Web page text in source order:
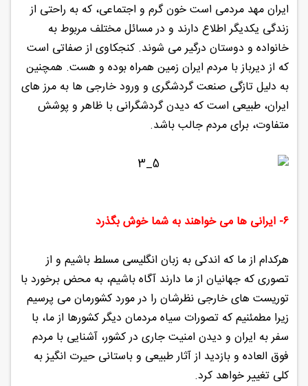
ایران مهد مردمی است خون گرم و اجتماعی، که به راحتی از
زندگی یکدیگر اطلاع دارند و در مسائل مختلف مربوط به
خانواده و دوستان درگیر می شوند. کنجکاوی از صفاتی است
که از دیرباز با مردم ایران زمین همراه بوده و هست. همچنین
به دلیل تازگی صنعت گردشگری و ورود خارجی ها به مرز های
ایران، طبیعی است که دیدن گردشگرانی با ظاهر و پوشش
متفاوت، برای مردم جالب باشد.
۶- ایرانی ها می خواهند به شما خوش بگذرد
هرکدام از ما که اندکی به زبان انگلیسی مسلط باشیم و از
تصوری که جهانیان از ما دارند آگاه باشیم، به محض برخورد با
توریست های خارجی نظرشان را در مورد کشورمان می پرسیم
زیرا مطمئنیم که تصورات سیاه مردمان دیگر کشورها از ما، با
سفر به ایران و دیدن امنیت جاری در کشور، آشنایی با مردم
فوق العاده و بازدید از آثار طبیعی و باستانی حیرت انگیز به
کلی تغییر خواهد کرد.